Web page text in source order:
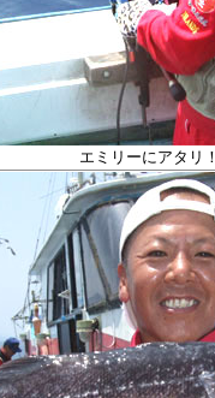
エミリーにアタリ！